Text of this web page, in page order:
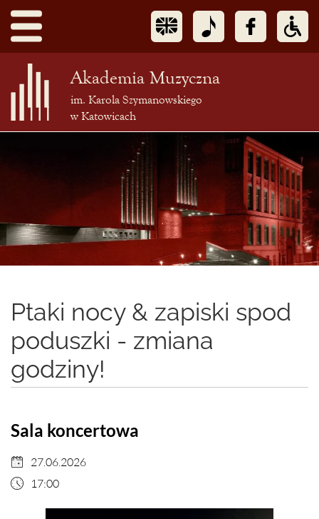
Akademia Muzyczna
im. Karola Szymanowskiego
w Katowicach
Ptaki nocy & zapiski spod
poduszki - zmiana
godziny!
Sala koncertowa
27.06.2026
17:00